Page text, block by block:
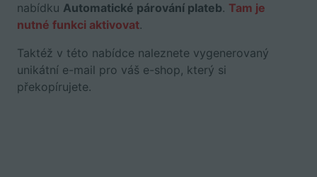
nabídku Automatické párování plateb. Tam je
nutné funkci aktivovat.
Taktéž v této nabídce naleznete vygenerovaný
unikátní e-mail pro váš e-shop, který si
překopírujete.